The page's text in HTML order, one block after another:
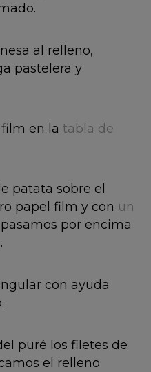
al relleno,
pastelera y
en la tabla de
patata sobre el
papel film y con un
por encima
con ayuda
puré los filetes de
el relleno